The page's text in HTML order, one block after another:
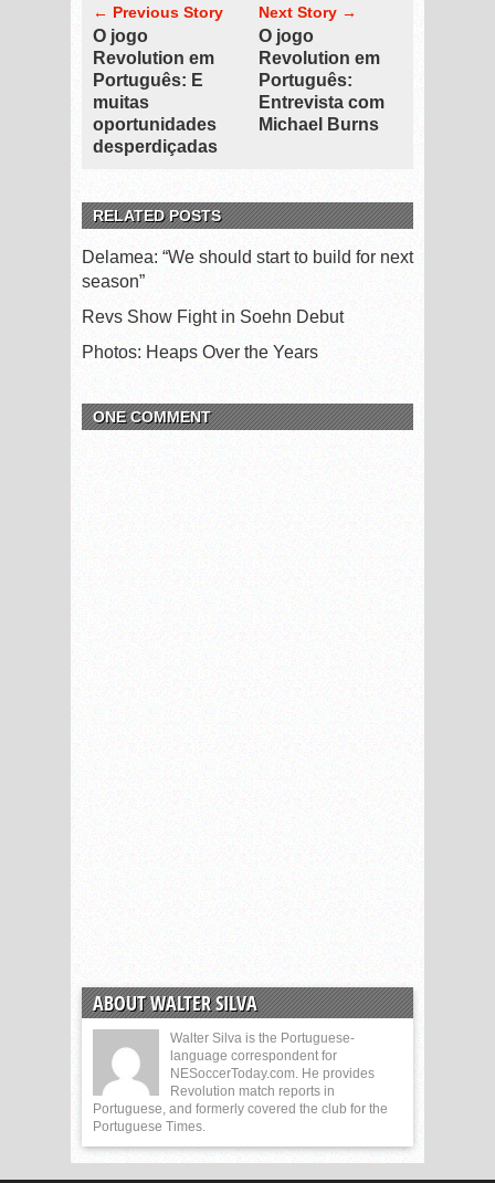
← Previous Story
O jogo
Revolution em
Português: E
muitas
oportunidades
desperdiçadas
Next Story →
O jogo
Revolution em
Português:
Entrevista com
Michael Burns
RELATED POSTS
Delamea: “We should start to build for next
season”
Revs Show Fight in Soehn Debut
Photos: Heaps Over the Years
ONE COMMENT
ABOUT WALTER SILVA
Walter Silva is the Portuguese-
language correspondent for
NESoccerToday.com. He provides
Revolution match reports in
Portuguese, and formerly covered the club for the
Portuguese Times.